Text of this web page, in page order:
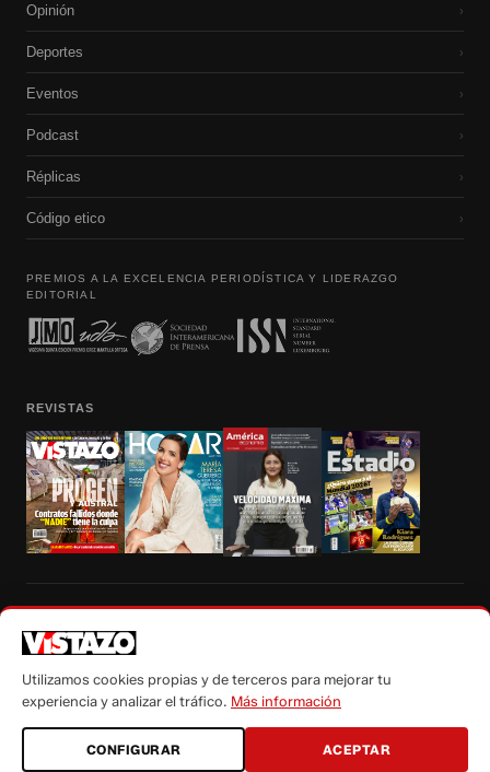
Opinión ›
Deportes ›
Eventos ›
Podcast ›
Réplicas ›
Código etico ›
PREMIOS A LA EXCELENCIA PERIODÍSTICA Y LIDERAZGO
EDITORIAL
REVISTAS
autorización escrita de su titular, de todos los contenidos de Vistazo.com.
Utilizamos cookies propias y de terceros para mejorar tu
experiencia y analizar el tráfico. Más información
CONFIGURAR ACEPTAR